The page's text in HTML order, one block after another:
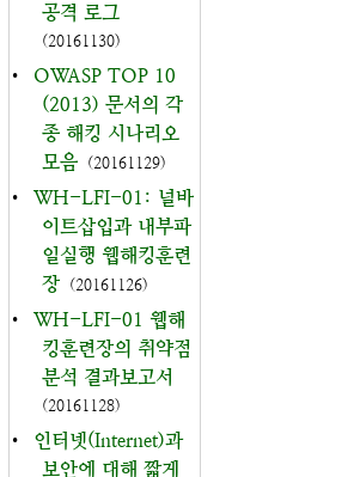
공격 로그
(20161130)
•
OWASP TOP 10
(2013) 문서의 각
종 해킹 시나리오
모음 (20161129)
•
WH-LFI-01: 널바
이트삽입과 내부파
일실행 웹해킹훈련
장 (20161126)
•
WH-LFI-01 웹해
킹훈련장의 취약점
분석 결과보고서
(20161128)
•
인터넷(Internet)과
보안에 대해 짧게